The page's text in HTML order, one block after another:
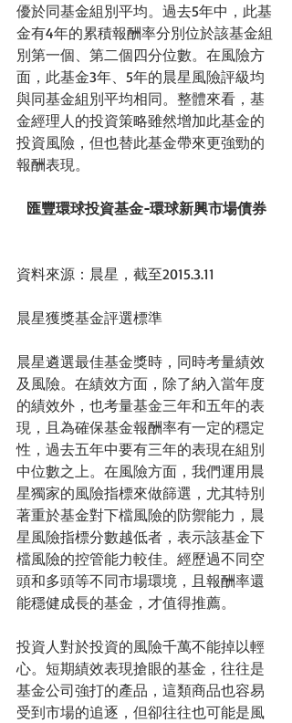
優於同基金組別平均。過去5年中，此基
金有4年的累積報酬率分別位於該基金組
別第一個、第二個四分位數。在風險方
面，此基金3年、5年的晨星風險評級均
與同基金組別平均相同。整體來看，基
金經理人的投資策略雖然增加此基金的
投資風險，但也替此基金帶來更強勁的
報酬表現。
匯豐環球投資基金-環球新興市場債券
資料來源：晨星，截至2015.3.11
晨星獲獎基金評選標準
晨星遴選最佳基金獎時，同時考量績效
及風險。在績效方面，除了納入當年度
的績效外，也考量基金三年和五年的表
現，且為確保基金報酬率有一定的穩定
性，過去五年中要有三年的表現在組別
中位數之上。在風險方面，我們運用晨
星獨家的風險指標來做篩選，尤其特別
著重於基金對下檔風險的防禦能力，晨
星風險指標分數越低者，表示該基金下
檔風險的控管能力較佳。經歷過不同空
頭和多頭等不同市場環境，且報酬率還
能穩健成長的基金，才值得推薦。
投資人對於投資的風險千萬不能掉以輕
心。短期績效表現搶眼的基金，往往是
基金公司強打的產品，這類商品也容易
受到市場的追逐，但卻往往也可能是風